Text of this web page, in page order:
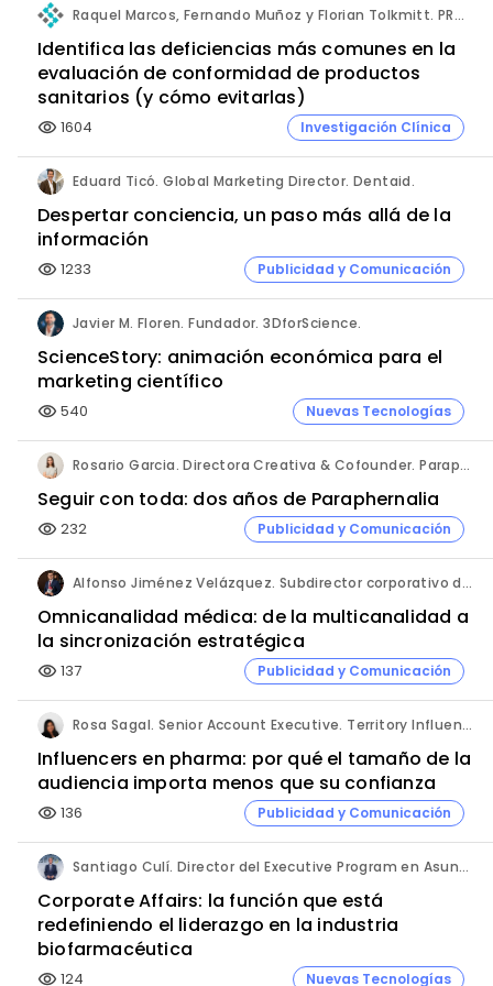
Raquel Marcos, Fernando Muñoz y Florian Tolkmitt. PRO-LIANCE GLOBAL SOLUTIONS GmbH.
Identifica las deficiencias más comunes en la
evaluación de conformidad de productos
sanitarios (y cómo evitarlas)
visibility 1604 Investigación Clínica
Eduard Ticó. Global Marketing Director. Dentaid.
Despertar conciencia, un paso más allá de la
información
visibility 1233 Publicidad y Comunicación
Javier M. Floren. Fundador. 3DforScience.
ScienceStory: animación económica para el
marketing científico
visibility 540 Nuevas Tecnologías
Rosario Garcia. Directora Creativa & Cofounder. Paraphernalia.
Seguir con toda: dos años de Paraphernalia
visibility 232 Publicidad y Comunicación
Alfonso Jiménez Velázquez. Subdirector corporativo de Marketing y Publicidad. Grupo Ultra Laboratorios.
Omnicanalidad médica: de la multicanalidad a
la sincronización estratégica
visibility 137 Publicidad y Comunicación
Rosa Sagal. Senior Account Executive. Territory Influence.
Influencers en pharma: por qué el tamaño de la
audiencia importa menos que su confianza
visibility 136 Publicidad y Comunicación
Santiago Culí. Director del Executive Program en Asuntos Públicos y Comunicación en la Industria Farmacéutica de Cesif.
Corporate Affairs: la función que está
redefiniendo el liderazgo en la industria
biofarmacéutica
visibility 124 Nuevas Tecnologías